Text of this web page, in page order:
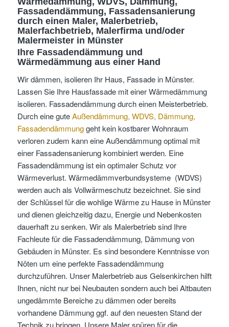
Fassadendämmung, Fassadensanierung
durch einen Maler, Malerbetrieb,
Malerfachbetrieb, Malerfirma und/oder
Malermeister in Münster
Ihre Fassadendämmung und
Wärmedämmung aus einer Hand
Wir dämmen, isolieren Ihr Haus, Fassade in Münster.
Lassen Sie Ihre Hausfassade mit einer Wärmedämmung
isolieren. Fassadendämmung durch einen Meisterbetrieb.
Durch eine guteAußendämmung, WDVS, Dämmung,
Fassadendämmunggeht kein kostbarer Wohnraum
verloren zudem kann eine Außendämmung optimal mit
einer Fassadensanierung kombiniert werden. Eine
Fassadendämmung ist ein optimaler Schutz vor
Wärmeverlust. Wärmedämmverbundsysteme (WDVS)
werden auch als Vollwärmeschutz bezeichnet. Sie sind
der Schlüssel für die wohlige Wärme zu Hause in Münster
und dienen gleichzeitig dazu, Energie und Nebenkosten
dauerhaft zu senken. Wir als Malerbetrieb sind Ihre
Fachleute für die Fassadendämmung, Dämmung von
Gebäuden in Münster. Es sind besondere Kenntnisse von
Nöten um eine perfekte Fassadendämmung
durchzuführen. Unser Malerbetrieb aus Gelsenkirchen hilft
Ihnen, nicht nur bei Neubauten sondern auch bei Altbauten
ungedämmte Bereiche zu dämmen oder bereits
vorhandene Dämmung ggf. auf den neuesten Stand der
Technik zu bringen. Unsere Maler spüren für die